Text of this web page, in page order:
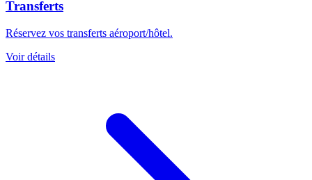
Transferts
Réservez vos transferts aéroport/hôtel.
Voir détails